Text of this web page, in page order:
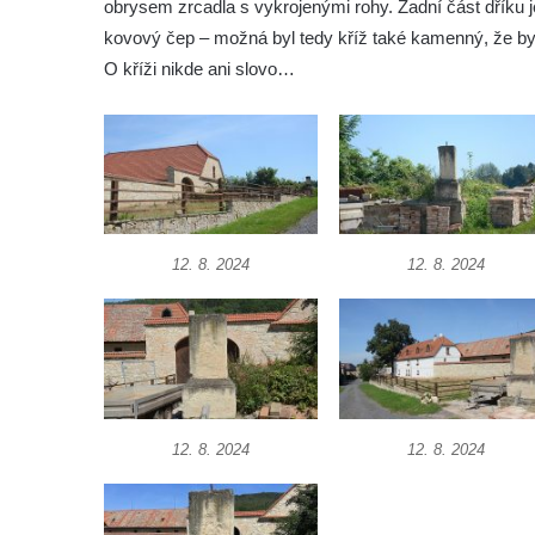
Podluží
Kříž u domu čp. 155 v Chřibské
Kříž na návsi v Bukolu
Centrální kříž hřbitova v Hrobčicích
Kříž u silnice z Chouče do Mirošovic
Centrální kříž hřbitova v Chouči
Kříž na rozcestí v Záluží
Kříž v ulici V Zátiší v Dobříni
Boží muka u domu čp. 392 na rohu ulic Na
Hradčanech a Palackého v Roudnici nad
Labem
Kříž v centru Liběšic
Kříž na návsi v Chouči
obrysem zrcadla s vykrojenými rohy. Zadní část
kovový čep – možná byl tedy kříž také kamenný, že
O kříži nikde ani slovo…
12. 8. 2024 12. 8. 2024
12. 8. 2024 12. 8. 2024